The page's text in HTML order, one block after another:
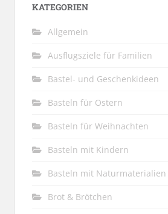
KATEGORIEN
Allgemein
Ausflugsziele für Familien
Bastel- und Geschenkideen
Basteln für Ostern
Basteln für Weihnachten
Basteln mit Kindern
Basteln mit Naturmaterialien
Brot & Brötchen